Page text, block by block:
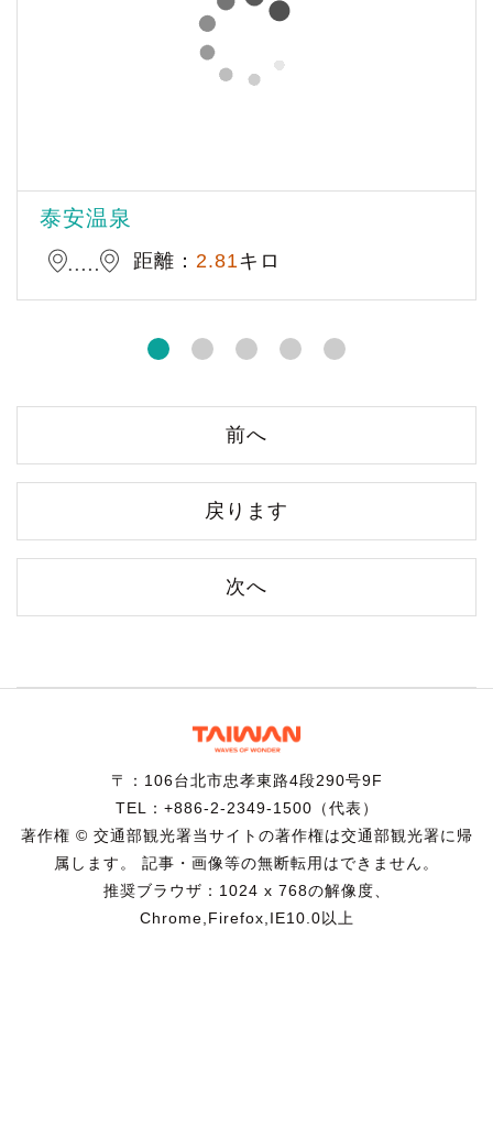
泰安温泉
距離： 2.81キロ
前へ
戻ります
次へ
〒：106台北市忠孝東路4段290号9F
TEL：+886-2-2349-1500（代表）
著作権 © 交通部観光署当サイトの著作権は交通部観光署に帰
属します。 記事・画像等の無断転用はできません。
推奨ブラウザ：1024 x 768の解像度、
Chrome,Firefox,IE10.0以上